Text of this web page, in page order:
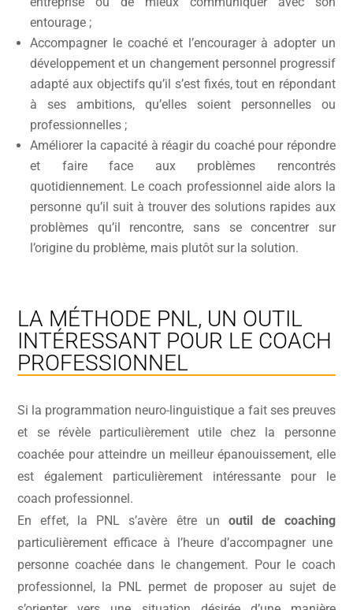
entourage ;
Accompagner le coaché et l’encourager à adopter un
développement et un changement personnel progressif
adapté aux objectifs qu’il s’est fixés, tout en répondant
à ses ambitions, qu’elles soient personnelles ou
professionnelles ;
Améliorer la capacité à réagir du coaché pour répondre
et faire face aux problèmes rencontrés
quotidiennement. Le coach professionnel aide alors la
personne qu’il suit à trouver des solutions rapides aux
problèmes qu’il rencontre, sans se concentrer sur
l’origine du problème, mais plutôt sur la solution.
LA MÉTHODE PNL, UN OUTIL
INTÉRESSANT POUR LE COACH
PROFESSIONNEL
Si la programmation neuro-linguistique a fait ses preuves
et se révèle particulièrement utile chez la personne
coachée pour atteindre un meilleur épanouissement, elle
est également particulièrement intéressante pour le
coach professionnel.
En effet, la PNL s’avère être un outil de coaching
particulièrement efficace à l’heure d’accompagner une
personne coachée dans le changement. Pour le coach
professionnel, la PNL permet de proposer au sujet de